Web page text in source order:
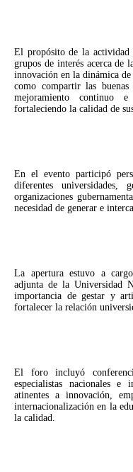
El propósito de la actividad
grupos de interés acerca de
innovación en la dinámica
como compartir las
mejoramiento continuo e
fortaleciendo la calidad de
En el evento participó
diferentes universidades,
organizaciones
necesidad de generar e
La apertura estuvo a
adjunta de la Universidad
importancia de gestar y
fortalecer la relación
El foro incluyó
especialistas nacionales e
atinentes a innovación,
internacionalización en la
la calidad.